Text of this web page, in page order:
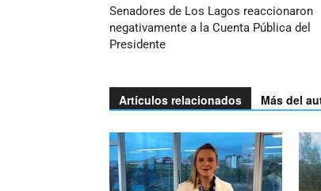
Senadores de Los Lagos reaccionaron
negativamente a la Cuenta Pública del
Presidente
Artículos relacionados Más del